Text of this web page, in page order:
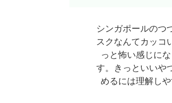
シンガポールのつ
スクなんてカッコ
っと怖い感じに
す。きっといいや
めるには理解し